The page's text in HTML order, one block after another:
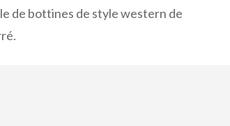
de bottines de style western de